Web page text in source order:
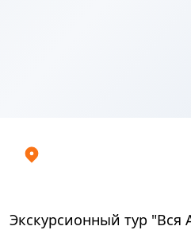
Экскурсионный тур "Вся